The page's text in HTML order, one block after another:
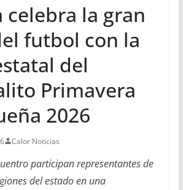
celebra la gran
futbol con la
del
Primavera
2026
Calor Noticias
participan representantes de
del estado en una